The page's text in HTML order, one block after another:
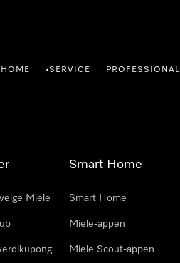
•SERVICE PROFESSIONAL
Miele
Smart Home
Smart Home
Miele-appen
Miele Scout-appen